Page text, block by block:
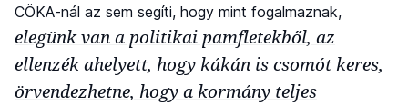
CÖKA-nál az sem segíti, hogy mint fogalmaznak,
elegünk van a politikai pamfletekből, az
ellenzék ahelyett, hogy kákán is csomót keres,
örvendezhetne, hogy a kormány teljes